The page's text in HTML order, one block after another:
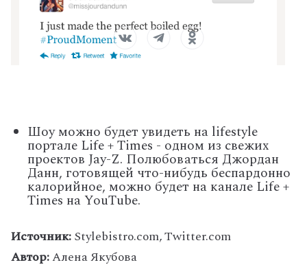
Шоу можно будет увидеть на lifestyle
портале Life + Times - одном из свежих
проектов Jay-Z. Полюбоваться Джордан
Данн, готовящей что-нибудь беспардонно
калорийное, можно будет на канале Life +
Times на YouTube.
Источник:Stylebistro.com, Twitter.com
Автор:Алена Якубова